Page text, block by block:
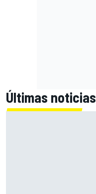
Últimas noticias